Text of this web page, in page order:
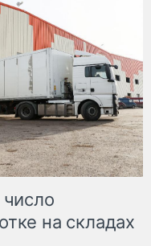
на складах